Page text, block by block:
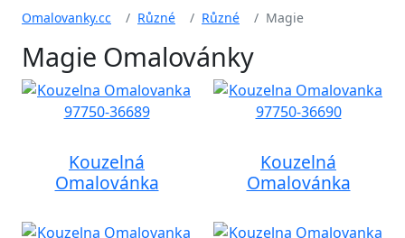
Omalovanky.cc Různé Různé Magie
Magie Omalovánky
Kouzelná
Omalovánka
Kouzelná
Omalovánka